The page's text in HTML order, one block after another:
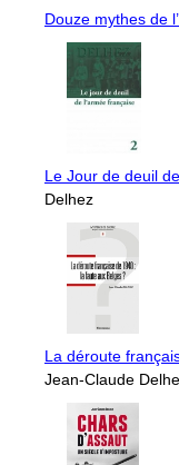
Douze mythes de
Le Jour de deuil
Delhez
La déroute
Jean-Claude